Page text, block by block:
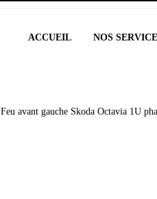
ACCUEIL NOS
Feu avant gauche Skoda Octavia 1U